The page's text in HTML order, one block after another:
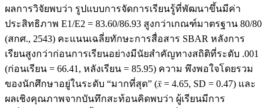
ผลการวิจัยพบว่า รูปแบบการจัดการเรียนรู้ที่พัฒนาขึ้นมีค่า
ประสิทธิภาพ E1/E2 = 83.60/86.93 สูงกว่าเกณฑ์มาตรฐาน 80/80
(สกศ., 2543) คะแนนเฉลี่ยทักษะการสื่อสาร SBAR หลังการ
เรียนสูงกว่าก่อนการเรียนอย่างมีนัยสำคัญทางสถิติที่ระดับ .001
(ก่อนเรียน = 66.41, หลังเรียน = 85.95) ความ พึงพอใจโดยรวม
ของนักศึกษาอยู่ในระดับ “มากที่สุด” (𝑥̄ = 4.65, SD = 0.47) และ
ผลเชิงคุณภาพจากบันทึกสะท้อนคิดพบว่า ผู้เรียนมีการ